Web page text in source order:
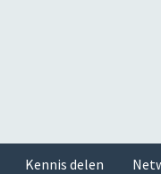
Kennis delen